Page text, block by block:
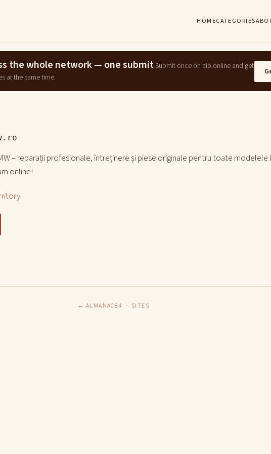
HOMECATEGORIES
the whole network — one submit Submit once on aio.online and get
at the same time.
– reparații profesionale, întreținere și piese originale pentru toate modelele
online!
← ALMANAC84 · SITES